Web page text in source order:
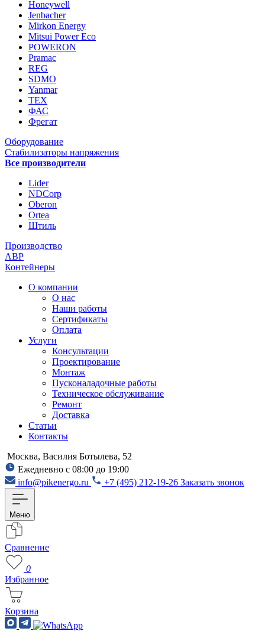
Honeywell
Jenbacher
Mirkon Energy
Mitsui Power Eco
POWERON
Pramac
REG
SDMO
Yanmar
ТЕХ
ФАС
Фрегат
Оборудование
Стабилизаторы напряжения
Все производители
Lider
NDCorp
Oberon
Ortea
Штиль
Производство
АВР
Контейнеры
О компании
О нас
Наши работы
Сертификаты
Оплата
Услуги
Консультации
Проектирование
Монтаж
Пусконаладочные работы
Техническое обслуживание
Ремонт
Доставка
Статьи
Контакты
Москва, Василия Ботылева, 52
Ежедневно с 08:00 до 19:00
info@pikenergo.ru
+7 (495) 212-19-26 Заказать звонок
Меню
Сравнение
0
Избранное
Корзина